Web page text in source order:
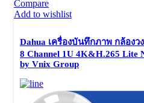
Compare
Add to wishlist
Dahua เครื่องบันทึกภาพ กล้องว
8 Channel 1U 4K&H.265 Lite
by Vnix Group